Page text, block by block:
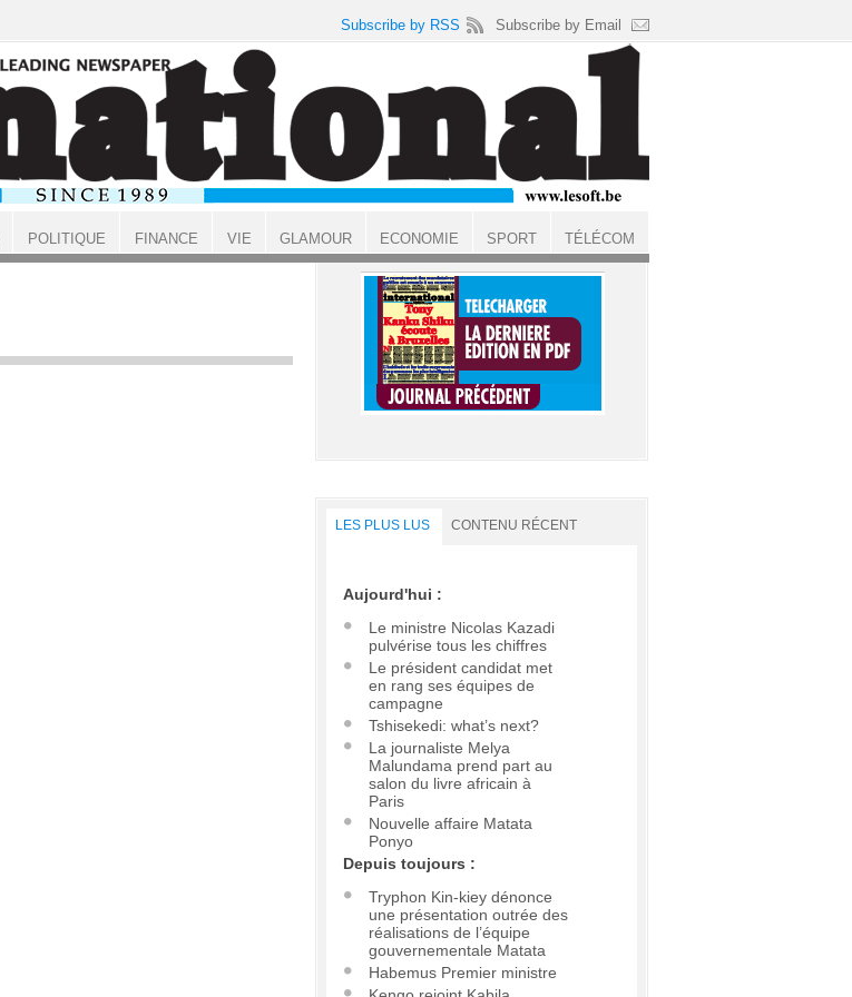
LES PLUS LUS CONTENU RÉCENT
Aujourd'hui :
Le ministre Nicolas Kazadi
pulvérise tous les chiffres
Le président candidat met
en rang ses équipes de
campagne
Tshisekedi: what’s next?
La journaliste Melya
Malundama prend part au
salon du livre africain à
Paris
Nouvelle affaire Matata
Ponyo
Depuis toujours :
Tryphon Kin-kiey dénonce
une présentation outrée des
réalisations de l’équipe
gouvernementale Matata
Habemus Premier ministre
Subscribe by RSS Subscribe by Email
POLITIQUE FINANCE VIE GLAMOUR ECONOMIE SPORT TÉLÉCOM